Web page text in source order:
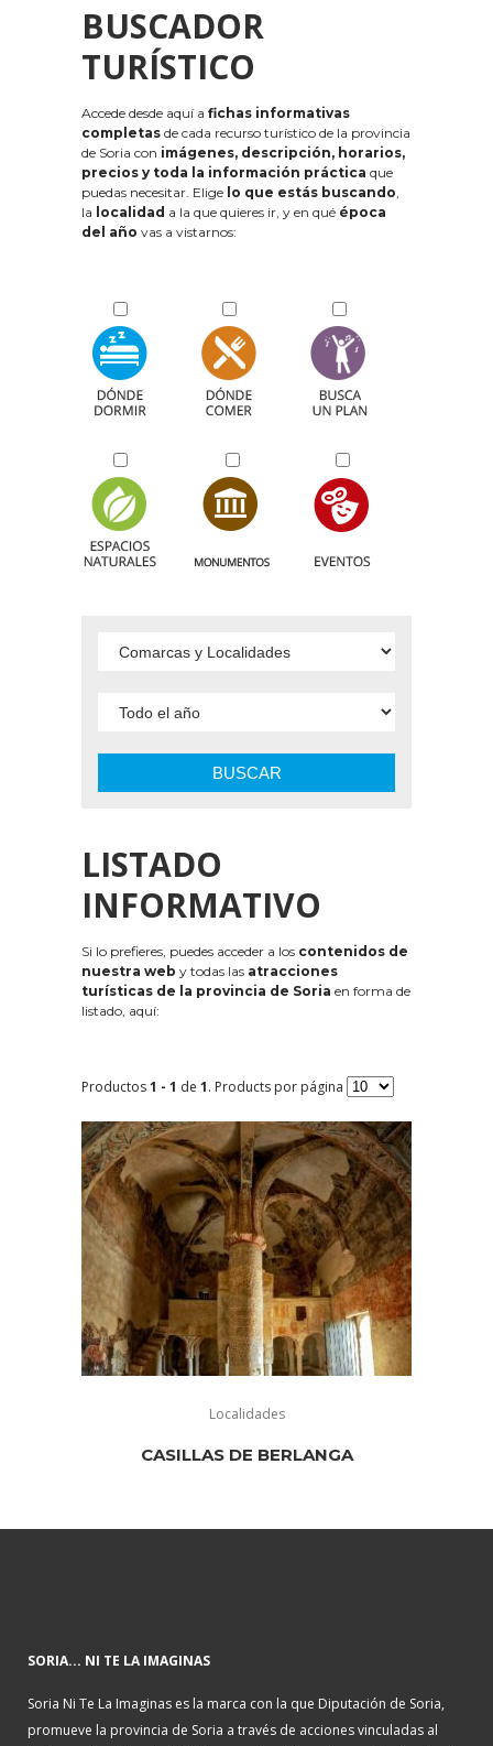
BUSCADOR
TURÍSTICO
Accede desde aquí a fichas informativas
completas de cada recurso turístico de la provincia
de Soria con imágenes, descripción, horarios,
precios y toda la información práctica que
puedas necesitar. Elige lo que estás buscando,
la localidad a la que quieres ir, y en qué época
del año vas a vistarnos:
BUSCAR
LISTADO
INFORMATIVO
Si lo prefieres, puedes acceder a los contenidos de
nuestra web y todas las atracciones
turísticas de la provincia de Soria en forma de
listado, aquí:
Productos1 - 1 de 1. Products por página
Localidades
CASILLAS DE BERLANGA
SORIA... NI TE LA IMAGINAS
Soria Ni Te La Imaginas es la marca con la que Diputación de Soria,
promueve la provincia de Soria a través de acciones vinculadas al